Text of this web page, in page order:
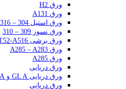
ورق H2
ورق A131
ورق استیل 304 – 316
ورق نسوز 309 – 310
ورق برشی ST52-A516
ورق A285 – A283
ورق A285
ورق دریایی
ورق دریایی GL A و LR A
ورق دریایی